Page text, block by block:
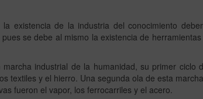
existencia de la industria del conocimiento
se debe al mismo la existencia de
industrial de la humanidad, su primer
textiles y el hierro. Una segunda ola de esta
fueron el vapor, los ferrocarriles y el acero.